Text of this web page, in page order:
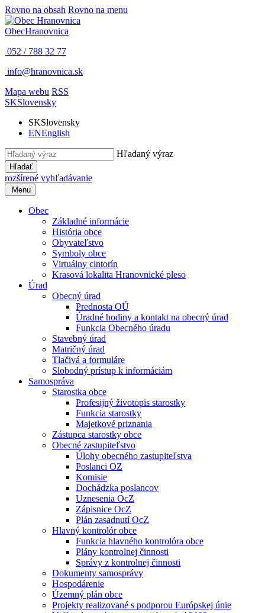
Rovno na obsah Rovno na menu
ObecHranovnica
052 / 788 32 77
info@hranovnica.sk
Mapa webu RSS
SKSlovensky
SKSlovensky
ENEnglish
Hľadaný výraz
Hľadať
rozšírené vyhľadávanie
Menu
Obec
Základné informácie
História obce
Obyvateľstvo
Symboly obce
Virtuálny cintorín
Krasová lokalita Hranovnické pleso
Úrad
Obecný úrad
Prednosta OÚ
Úradné hodiny a kontakt na obecný úrad
Funkcia Obecného úradu
Stavebný úrad
Matričný úrad
Tlačivá a formuláre
Slobodný prístup k informáciám
Samospráva
Starostka obce
Profesijný životopis starostky
Funkcia starostky
Majetkové priznania
Zástupca starostky obce
Obecné zastupiteľstvo
Úlohy obecného zastupiteľstva
Poslanci OZ
Komisie
Dochádzka poslancov
Uznesenia OcZ
Zápisnice OcZ
Plán zasadnutí OcZ
Hlavný kontrolór obce
Funkcia hlavného kontrolóra obce
Plány kontrolnej činnosti
Správy z kontrolnej činnosti
Dokumenty samosprávy
Hospodárenie
Územný plán obce
Projekty realizované s podporou Európskej únie